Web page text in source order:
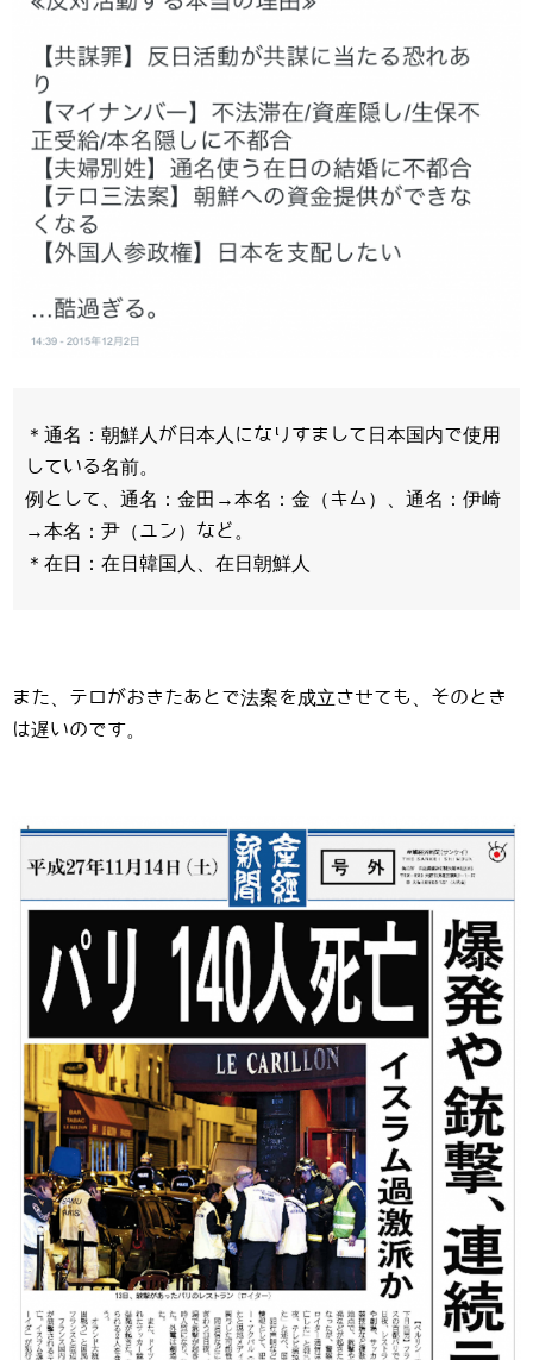
＊通名：朝鮮人が日本人になりすまして日本国内で使用
している名前。
例として、通名：金田→本名：金（キム）、通名：伊崎
→本名：尹（ユン）など。
＊在日：在日韓国人、在日朝鮮人
また、テロがおきたあとで法案を成立させても、そのとき
は遅いのです。